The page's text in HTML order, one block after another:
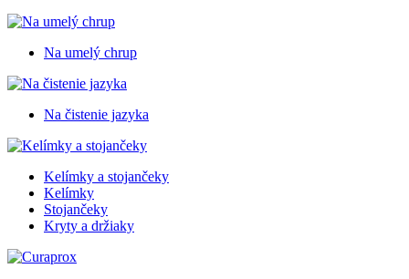
Na umelý chrup
Na čistenie jazyka
Kelímky a stojančeky
Kelímky
Stojančeky
Kryty a držiaky